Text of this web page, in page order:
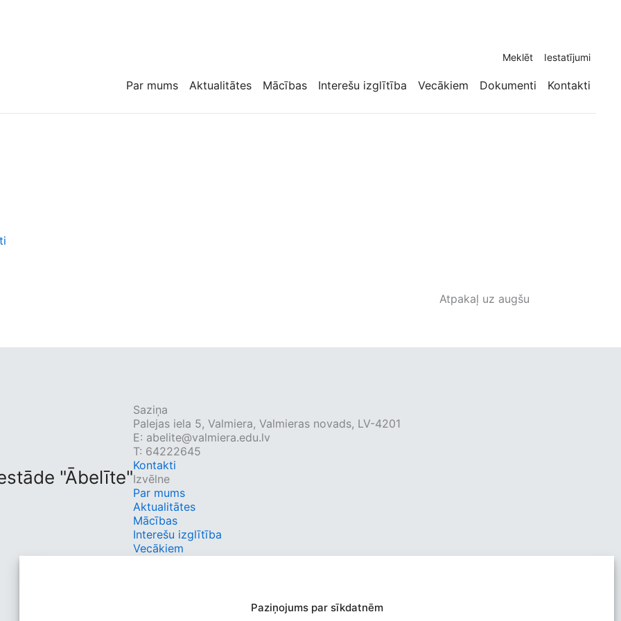
Paziņojums par sīkdatnēm
Meklēt Iestatījumi
Par mums Aktualitātes Mācības Interešu izglītība Vecākiem Dokumenti Kontakti
Atpakaļ uz augšu
"Ābelīte"
Saziņa
Palejas iela 5, Valmiera, Valmieras novads, LV-4201
E: abelite@valmiera.edu.lv
T: 64222645
Kontakti
Izvēlne
Par mums
Aktualitātes
Mācības
Interešu izglītība
Vecākiem